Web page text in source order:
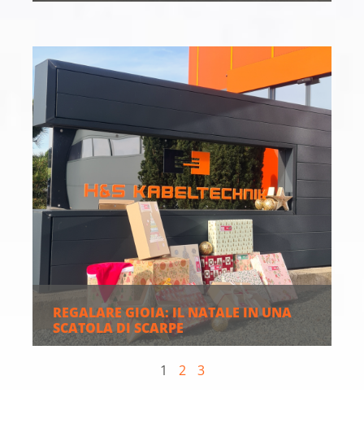
REGALARE GIOIA: IL NATALE IN UNA
SCATOLA DI SCARPE
1 2 3